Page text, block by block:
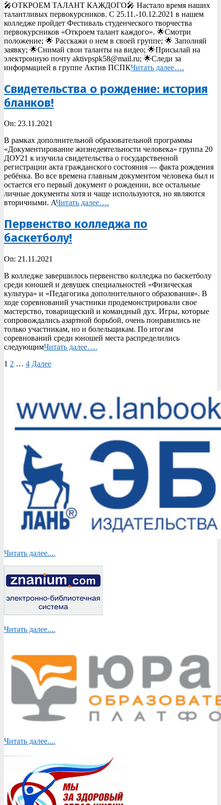
24
🎤ОТКРОЕМ ТАЛАНТ КАЖДОГО🎤 Настало время наших
талантливых первокурсников. С 25.11.-10.12.2021 в нашем
колледже пройдет Фестиваль студенческого творчества
первокурсников «Откроем талант каждого». 🌟Смотри
положение; 🌟 Расскажи о нем в своей группе; 🌟 Заполняй
заявку; 🌟Снимай свои таланты на видео; 🌟Присылай на
электронную почту aktivpspk58@mail.ru; 🌟Следи за
информацией в группе Актив ПСПКЧитать далее….
Свидетельства о рождение: история
бланков!
2021-
23
On: 23.11.2021
В рамках дополнительной образовательной программы
«Документирование жизнедеятельности человека» группа 20
ДОУ21 к изучила свидетельства о государственной
регистрации акта гражданского состояния — факта рождения
ребёнка. Во все времена главным документом человека был и
остается его первый документ о рождении, все остальные
личные документы хотя и чаще используются, но являются
вторичными. АЧитать далее….
Первенство колледжа по
баскетболу!
2021-
21
On: 21.11.2021
В колледже завершилось первенство колледжа по баскетболу
среди юношей и девушек специальностей «Физическая
культура» и «Педагогика дополнительного образования». В
ходе соревнований участники продемонстрировали свое
мастерство, товарищеский и командный дух. Игры, которые
сопровождались азартной борьбой, очень понравились не
только участникам, но и болельщикам. По итогам
соревнований среди юношей места распределились
следующимЧитать далее….
Пагинация
1 2 … 4 Далее
Читать далее....
Читать далее....
Читать далее....